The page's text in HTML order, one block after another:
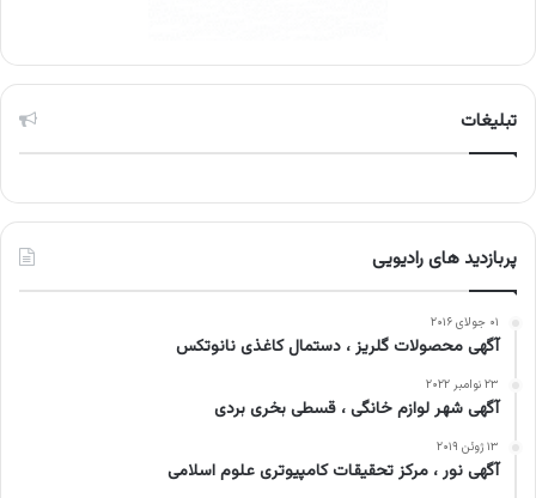
تبلیغات
پربازدید های رادیویی
۰۱ جولای ۲۰۱۶
آگهی محصولات گلریز ، دستمال کاغذی نانوتکس
۲۳ نوامبر ۲۰۲۲
آگهی شهر لوازم خانگی ، قسطی بخری بردی
۱۳ ژوئن ۲۰۱۹
آگهی نور ، مرکز تحقیقات کامپیوتری علوم اسلامی